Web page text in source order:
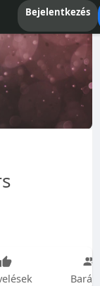
Bejelentkezés